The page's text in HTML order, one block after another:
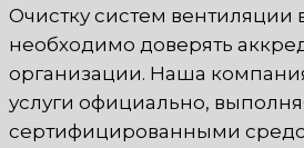
Очистку систем вентиляции
необходимо доверять
организации. Наша
услуги официально,
сертифицированными